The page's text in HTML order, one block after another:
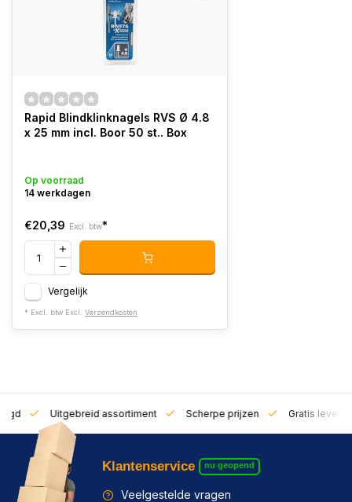
Rapid Blindklinknagels RVS Ø 4.8
x 25 mm incl. Boor 50 st.. Box
Op voorraad
14 werkdagen
€20,39 Excl. btw*
Vergelijk
* Excl. btw Excl. Verzendkosten
Uitgebreid assortiment Scherpe prijzen Gratis
Klantenservice nu geopend
Veelgestelde vragen